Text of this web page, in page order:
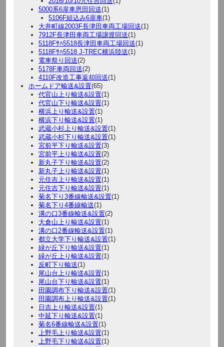
5000系6扉車恩田回送(1)
5106F組込み6扉車(1)
大井町線2003F長津田車両工場回送(1)
7912F長津田車両工場譲渡回送(1)
5118Fｻﾊ5518長津田車両工場回送(1)
5118Fｻﾊ5518 J-TREC横浜陸送(1)
電車祭り回送(2)
5178F車両回送(2)
4110F改造工事返却回送(1)
ホームドア輸送&設置(65)
代官山上り輸送&設置(1)
代官山下り輸送&設置(1)
横浜上り輸送&設置(1)
横浜下り輸送&設置(1)
武蔵小杉上り輸送&設置(1)
武蔵小杉下り輸送&設置(1)
宮前平下り輸送&設置(3)
宮前平上り輸送&設置(2)
新丸子下り輸送&設置(2)
新丸子上り輸送&設置(1)
元住吉上り輸送&設置(1)
元住吉下り輸送&設置(1)
菊名下り3番線輸送&設置(1)
菊名下り4番線輸送(1)
溝の口3番線輸送&設置(2)
大倉山上り輸送&設置(1)
溝の口2番線輸送&設置(1)
都立大学下り輸送&設置(1)
緑が丘下り輸送&設置(1)
緑が丘上り輸送&設置(1)
反町下り輸送(1)
尾山台上り輸送&設置(1)
尾山台下り輸送&設置(1)
田園調布下り輸送&設置(1)
田園調布上り輸送&設置(1)
日吉上り輸送&設置(1)
中延下り輸送&設置(1)
菊名6番線輸送&設置(1)
上野毛上り輸送&設置(1)
上野毛下り輸送&設置(1)